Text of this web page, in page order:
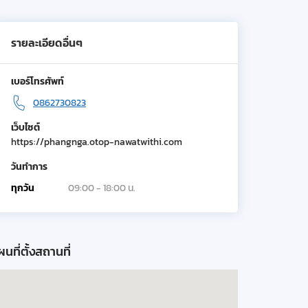
รายละเอียดอื่นๆ
เบอร์โทรศัพท์
0862730823
เว็บไซต์
https://phangnga.otop-nawatwithi.com
วันทำการ
ทุกวัน
09:00 - 18:00 น.
นที่ตั้งสถานที่